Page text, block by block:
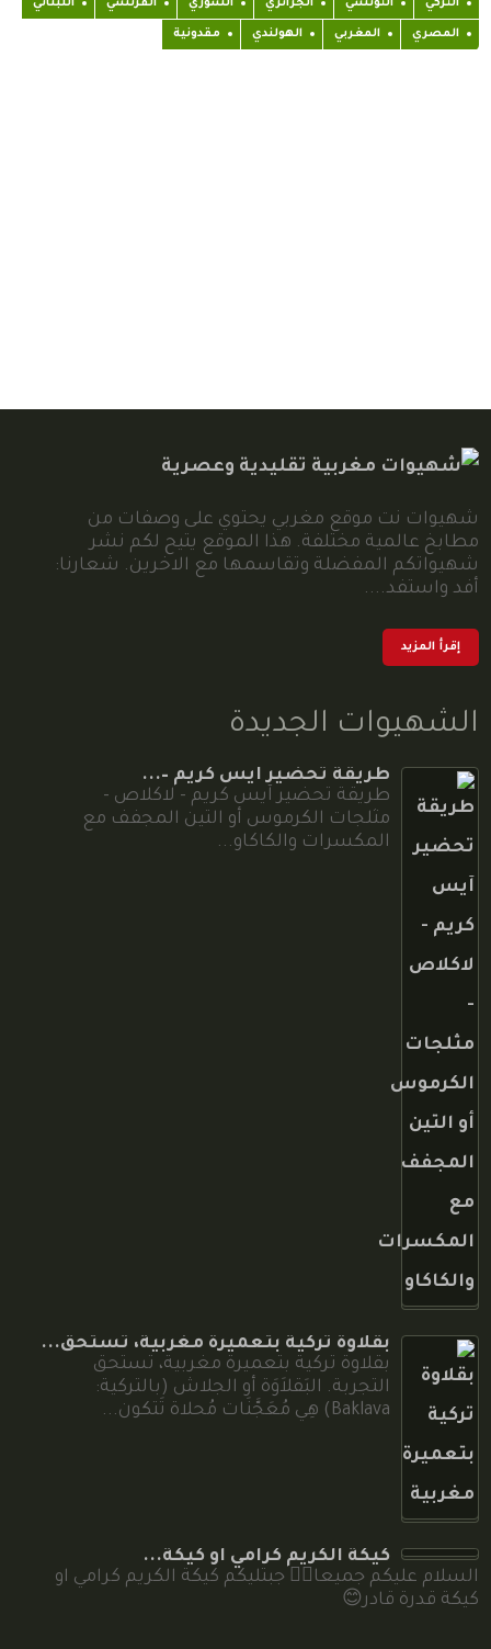
التركي التونسي الجزائري السوري الفرنسي اللبناني
المصري المغربي الهولندي مقدونية
شهيوات نت موقع مغربي يحتوي على وصفات من
مطابخ عالمية مختلفة. هذا الموقع يتيح لكم نشر
شهيواتكم المفضلة وتقاسمها مع الاخرين. شعارنا:
أفد واستفد....
إقرأ المزيد
الشهيوات الجديدة
طريقة تحضير آيس كريم –...
طريقة تحضير آيس كريم - لاكلاص -
مثلجات الكرموس أو التين المجفف مع
المكسرات والكاكاو...
بقلاوة تركية بتعميرة مغربية، تستحق...
بقلاوة تركية بتعميرة مغربية، تستحق
التجربة. البَقلاَوَة أو الجلاش (بالتركية:
Baklava)‏ هِي مُعَجَّنَات مُحلاة تَتكون...
كيكة الكريم كرامي او كيكة...
السلام عليكم جميعا🙋‍♀️ جبتليكم كيكة الكريم كرامي او
كيكة قدرة قادر😊